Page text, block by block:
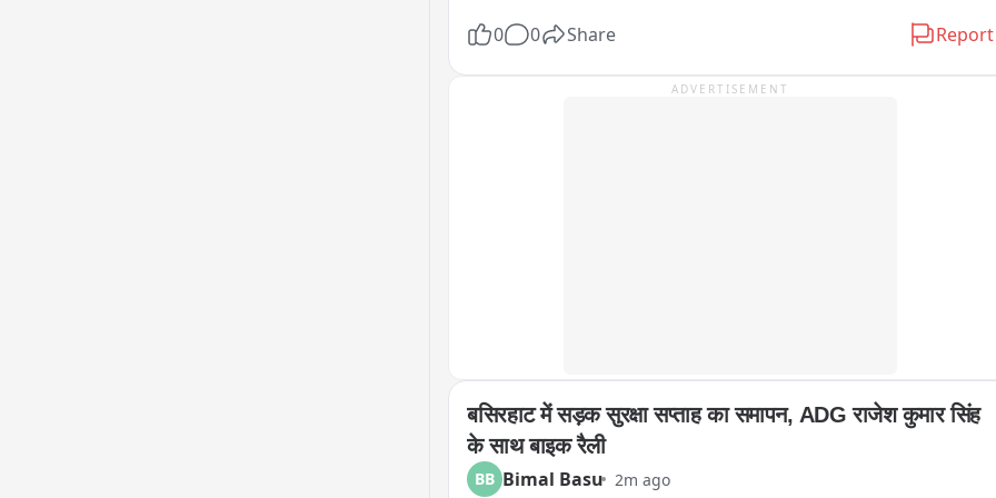
भी गाली-गलौज करते हुए दरवाजे पर थप्पड़ों से पीटा। उनकी पत्नी गहड़ी देवी जब उन्हें
बचाने आईं, तो आरोपियों ने उनके साथ भी मारपीट की। इस घटना में अवधेश और उनकी
पत्नी को मामूली चोटें आई हैं।
0 0 Share Report
ADVERTISEMENT
बसिरहाट में सड़क सुरक्षा सप्ताह का समापन, ADG राजेश कुमार सिंह
के साथ बाइक रैली
BB Bimal Basu 2m ago